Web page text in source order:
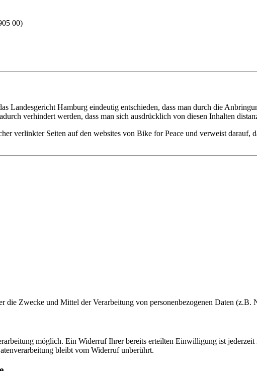
00)
Hamburg eindeutig entschieden, dass man durch die
verhindert werden, dass man sich ausdrücklich von diesen Inhalten
verlinkter Seiten auf den websites von Bike for Peace und verweist darauf,
die Zwecke und Mittel der Verarbeitung von personenbezogenen Daten (z.B.
möglich. Ein Widerruf Ihrer bereits erteilten Einwilligung ist
bleibt vom Widerruf unberührt.